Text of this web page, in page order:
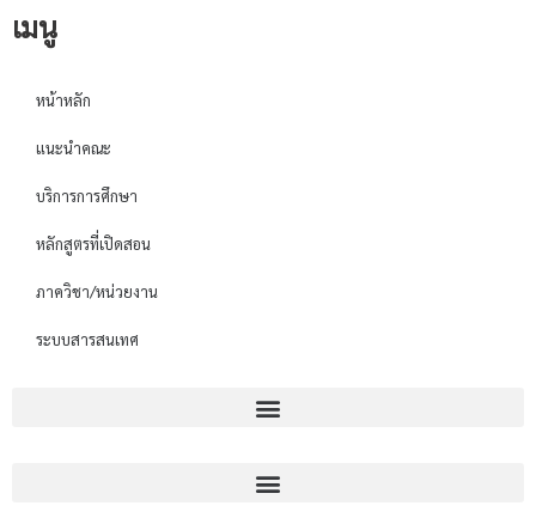
เมนู
หน้าหลัก
แนะนำคณะ
บริการการศึกษา
หลักสูตรที่เปิดสอน
ภาควิชา/หน่วยงาน
ระบบสารสนเทศ